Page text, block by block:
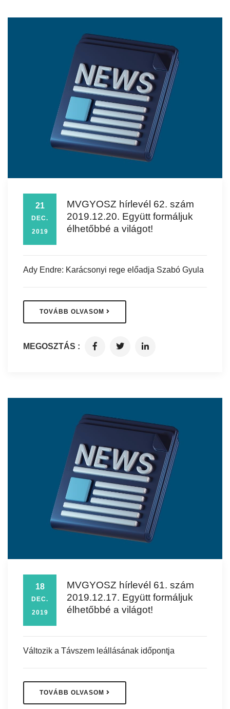
21
DEC.
2019
MVGYOSZ hírlevél 62. szám
2019.12.20. Együtt formáljuk
élhetőbbé a világot!
Ady Endre: Karácsonyi rege előadja Szabó Gyula
TOVÁBB OLVASOM
MEGOSZTÁS :
18
DEC.
2019
MVGYOSZ hírlevél 61. szám
2019.12.17. Együtt formáljuk
élhetőbbé a világot!
Változik a Távszem leállásának időpontja
TOVÁBB OLVASOM